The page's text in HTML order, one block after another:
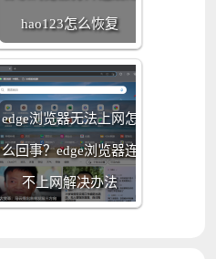
hao123怎么恢复
edge浏览器无法上网怎
么回事？edge浏览器连
不上网解决办法